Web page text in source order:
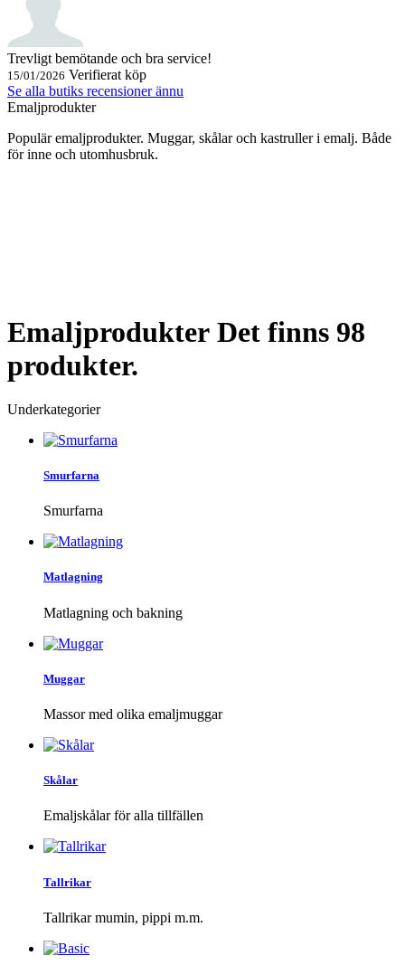
Trevligt bemötande och bra service!
15/01/2026 Verifierat köp
Se alla butiks recensioner ännu
Emaljprodukter
Populär emaljprodukter. Muggar, skålar och kastruller i emalj. Både
för inne och utomhusbruk.
Emaljprodukter Det finns 98
produkter.
Underkategorier
Smurfarna
Smurfarna
Matlagning
Matlagning och bakning
Muggar
Massor med olika emaljmuggar
Skålar
Emaljskålar för alla tillfällen
Tallrikar
Tallrikar mumin, pippi m.m.